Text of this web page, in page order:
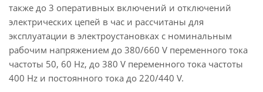
также до 3 оперативных включений и отключений
электрических цепей в час и рассчитаны для
эксплуатации в электроустановках с номинальным
рабочим напряжением до 380/660 V переменного тока
частоты 50, 60 Hz, до 380 V переменного тока частоты
400 Hz и постоянного тока до 220/440 V.